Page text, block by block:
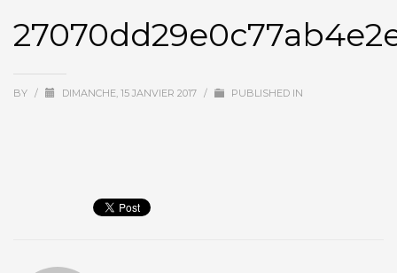
BY / DIMANCHE, 15 JANVIER 2017 / PUBLISHED IN